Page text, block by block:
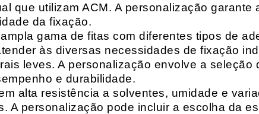
que utilizam ACM. A personalização garante
da fixação.
gama de fitas com diferentes tipos de
às diversas necessidades de fixação
leves. A personalização envolve a seleção
e durabilidade.
alta resistência a solventes, umidade e
A personalização pode incluir a escolha da